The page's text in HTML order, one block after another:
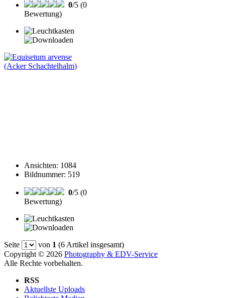
0/5 (0
Bewertung)
Ansichten: 1084
Bildnummer: 519
0/5 (0
Bewertung)
Seite von 1 (6 Artikel insgesamt)
Copyright © 2026 Photography & EDV-Service
Alle Rechte vorbehalten.
RSS
Aktuellste Uploads